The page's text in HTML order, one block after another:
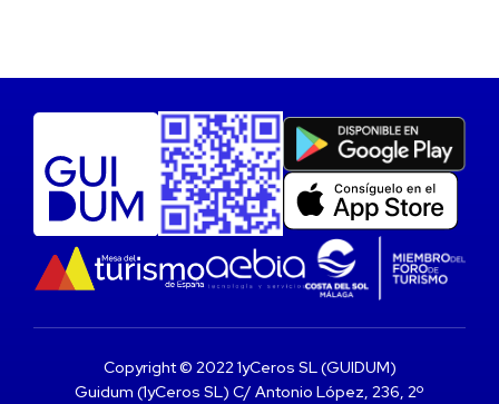
Copyright © 2022 1yCeros SL (GUIDUM)
Guidum (1yCeros SL) C/ Antonio López, 236, 2º